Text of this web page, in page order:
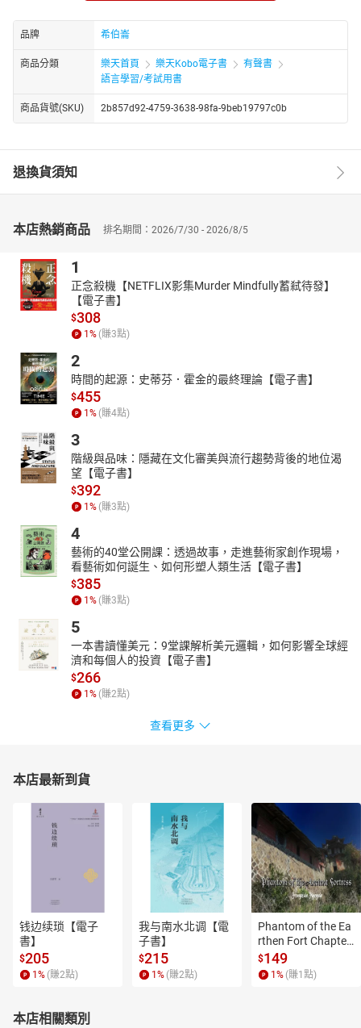
克漏字：虛擬柵欄 利用科技牧牛
老外遊臺灣：達娜伊谷一日遊
生活物理素養：3D眼鏡 紅與藍的故事
焦點人物：萊恩．雷諾斯 從超市店員到超級英雄
生活情境對話：感恩節傳統 / 期待感恩節的到來
全民英檢中級模擬閱讀試題
品牌 希伯崙
商品分類 樂天首頁 樂天Kobo電子書
有聲書
語言學習/考試用書
商品貨號(SKU) 2b857d92-4759-3638-98fa-9beb19797c0b
退換貨須知
本店熱銷商品 排名期間：2026/7/30 - 2026/8/5
1
正念殺機【NETFLIX影集Murder Mindfully蓄弒待發】
【電子書】
$308
1 % (賺3點)
2
時間的起源：史蒂芬．霍金的最終理論【電子書】
$455
1 % (賺4點)
3
階級與品味：隱藏在文化審美與流行趨勢背後的地位渴
望【電子書】
$392
1 % (賺3點)
4
藝術的40堂公開課：透過故事，走進藝術家創作現場，
看藝術如何誕生、如何形塑人類生活【電子書】
$385
1 % (賺3點)
5
一本書讀懂美元：9堂課解析美元邏輯，如何影響全球經
濟和每個人的投資【電子書】
$266
1 % (賺2點)
查看更多
本店最新到貨
钱边续琐【電子
書】
$205
1 % (賺2點)
我与南水北调【電
子書】
$215
1 % (賺2點)
Phantom of the Ea
rthen Fort Chapter
4【有聲書】
$149
1 % (賺1 點)
本店相關類別